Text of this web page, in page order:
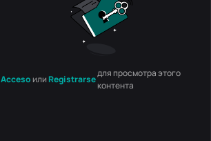
Acceso или Registrarse
для просмотра этого
контента